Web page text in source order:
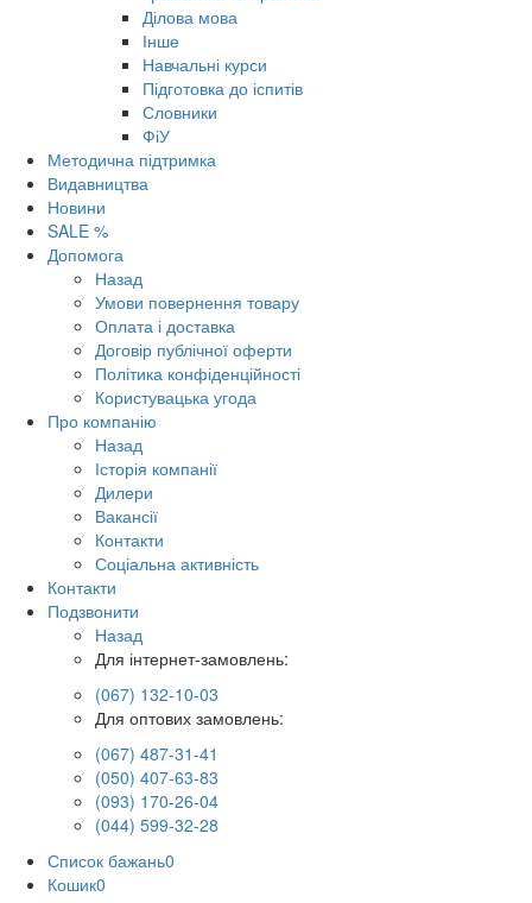
Ділова мова
Інше
Навчальні курси
Підготовка до іспитів
Словники
ФіУ
Методична підтримка
Видавництва
Новини
SALE %
Допомога
Назад
Умови повернення товару
Оплата і доставка
Договір публічної оферти
Політика конфіденційності
Користувацька угода
Про компанію
Назад
Історія компанії
Дилери
Вакансії
Контакти
Соціальна активність
Контакти
Подзвонити
Назад
Для інтернет-замовлень:
(067) 132-10-03
Для оптових замовлень:
(067) 487-31-41
(050) 407-63-83
(093) 170-26-04
(044) 599-32-28
Список бажань0
Кошик0